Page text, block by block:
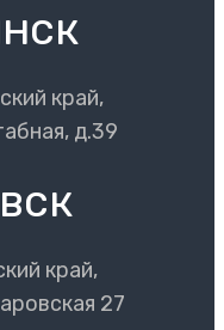
край,
д.39
край,
27